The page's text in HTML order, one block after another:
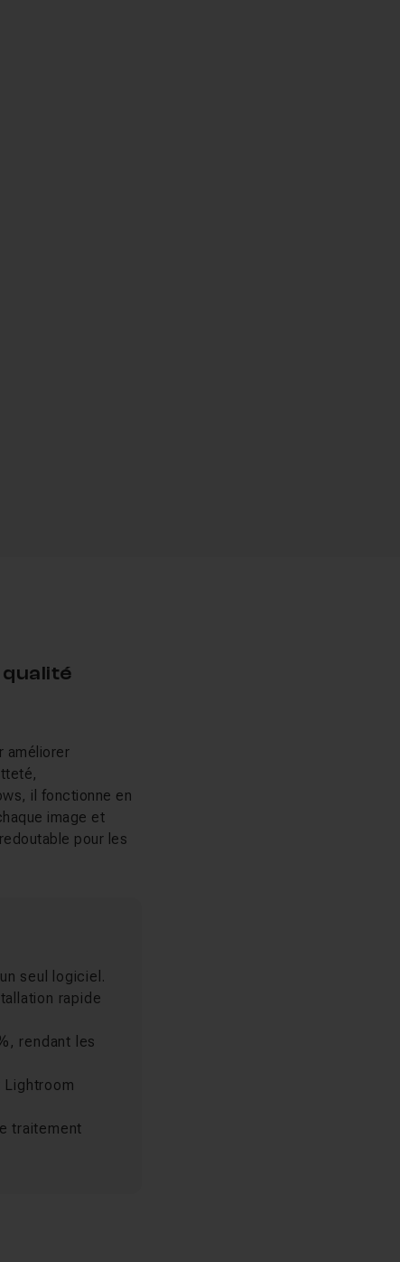
améliorer
il fonctionne en
image et
pour les
seul logiciel.
rapide
rendant les
traitement